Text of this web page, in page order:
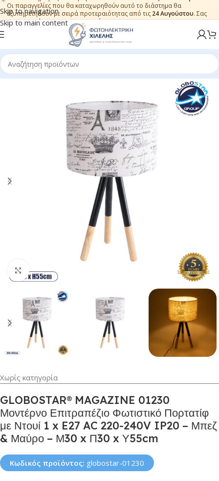
Skip to navigation
Skip to main content
Οι παραγγελίες που θα καταχωρηθούν αυτό το διάστημα θα
εξυπηρετηθούν με σειρά προτεραιότητας από τις 24 Αυγούστου. Σας
ευχαριστούμε για την εμπιστοσύνη.
Κλικ για μεγέθυνση
Χωρίς κατηγορία
GLOBOSTAR® MAGAZINE 01230
Μοντέρνο Επιτραπέζιο Φωτιστικό Πορτατίφ
με Ντουί 1 x E27 AC 220-240V IP20 – Μπεζ
& Μαύρο – Μ30 x Π30 x Υ55cm
Κωδικός προϊόντος: globostar-01230